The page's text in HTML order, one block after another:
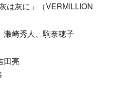
は灰に」（VERMILLION
瀬崎秀人、駒奈穂子
田亮